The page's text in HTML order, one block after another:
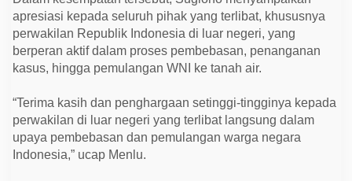
s
apresiasi kepada seluruh pihak yang terlibat, khususnya
perwakilan Republik Indonesia di luar negeri, yang
berperan aktif dalam proses pembebasan, penanganan
kasus, hingga pemulangan WNI ke tanah air.
“Terima kasih dan penghargaan setinggi-tingginya kepada
perwakilan di luar negeri yang terlibat langsung dalam
upaya pembebasan dan pemulangan warga negara
Indonesia,” ucap Menlu.